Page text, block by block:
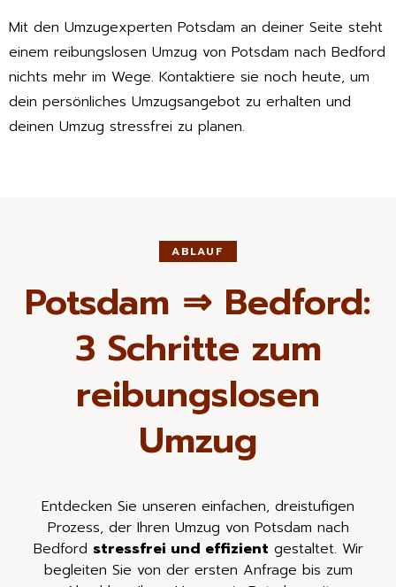
Mit den Umzugexperten Potsdam an deiner Seite steht
einem reibungslosen Umzug von Potsdam nach Bedford
nichts mehr im Wege. Kontaktiere sie noch heute, um
dein persönliches Umzugsangebot zu erhalten und
deinen Umzug stressfrei zu planen.
ABLAUF
Potsdam ⇒ Bedford:
3 Schritte zum
reibungslosen
Umzug
Entdecken Sie unseren einfachen, dreistufigen
Prozess, der Ihren Umzug von Potsdam nach
Bedford stressfrei und effizient gestaltet. Wir
begleiten Sie von der ersten Anfrage bis zum